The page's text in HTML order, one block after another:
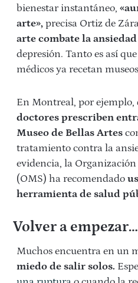
bienestar instantáneo,
arte», precisa Ortiz de
arte combate la ansiedad
depresión. Tanto es así
médicos ya recetan
En Montreal, por ejemplo,
doctores prescriben
Museo de Bellas Artes
tratamiento contra la
evidencia, la
(OMS) ha recomendado
herramienta de salud
Volver a
Muchos encuentra en un
miedo de salir solos.